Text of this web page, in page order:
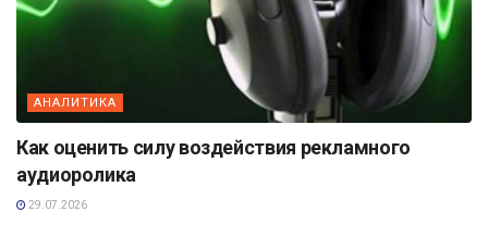
АНАЛИТИКА
Как оценить силу воздействия рекламного
аудиоролика
29.07.2026